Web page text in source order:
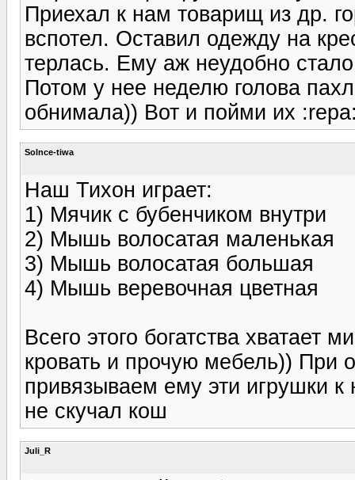
Приехал к нам товарищ из др.
вспотел. Оставил одежду на
терлась. Ему аж неудобно
Потом у нее неделю голова
обнимала)) Вот и пойми их
Solnce-tiwa
Наш Тихон играет:
1) Мячик с бубенчиком внутри
2) Мышь волосатая маленькая
3) Мышь волосатая большая
4) Мышь веревочная цветная
Всего этого богатства хватает
кровать и прочую мебель)) При
привязываем ему эти игрушки
не скучал кош
Juli_R